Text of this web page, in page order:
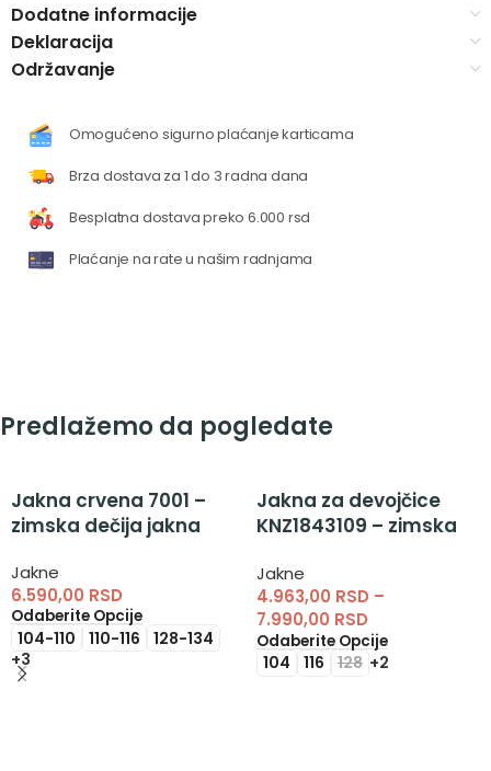
Dodatne informacije
Deklaracija
Održavanje
Omogućeno sigurno plaćanje karticama
Brza dostava za 1 do 3 radna dana
Besplatna dostava preko 6.000 rsd
Plaćanje na rate u našim radnjama
Predlažemo da pogledate
Jakna crvena 7001 –
zimska dečija jakna
Jakne
6.590,00 RSD
Odaberite Opcije
104-110 110-116
128-134
+3
Jakna za devojčice
KNZ1843109 – zimska
Jakne
4.963,00 RSD –
7.990,00 RSD
Odaberite Opcije
104 116 128 +2